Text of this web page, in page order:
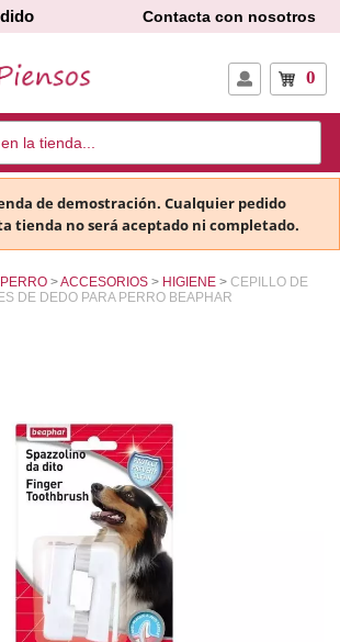
Contacta con nosotros
0
de demostración. Cualquier pedido
tienda no será aceptado ni completado.
PERRO ACCESORIOS HIGIENE
CEPILLO DE
DE DEDO PARA PERRO BEAPHAR